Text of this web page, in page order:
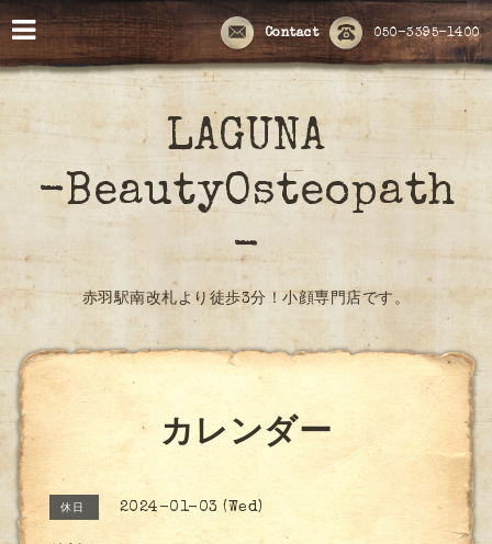
050-3395-1400
Contact
LAGUNA
-BeautyOsteopath
-
赤羽駅南改札より徒歩3分！小顔専門店です。
カレンダー
休日 2024-01-03 (Wed)